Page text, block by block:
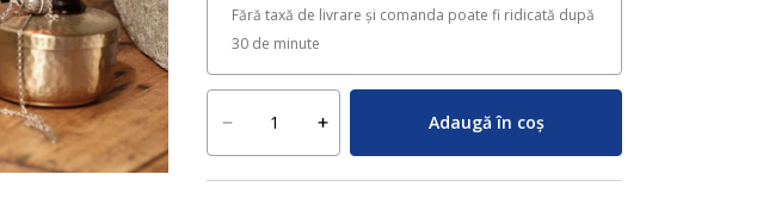
Fără taxă de livrare și comanda poate fi ridicată după
30 de minute
Adaugă în coș